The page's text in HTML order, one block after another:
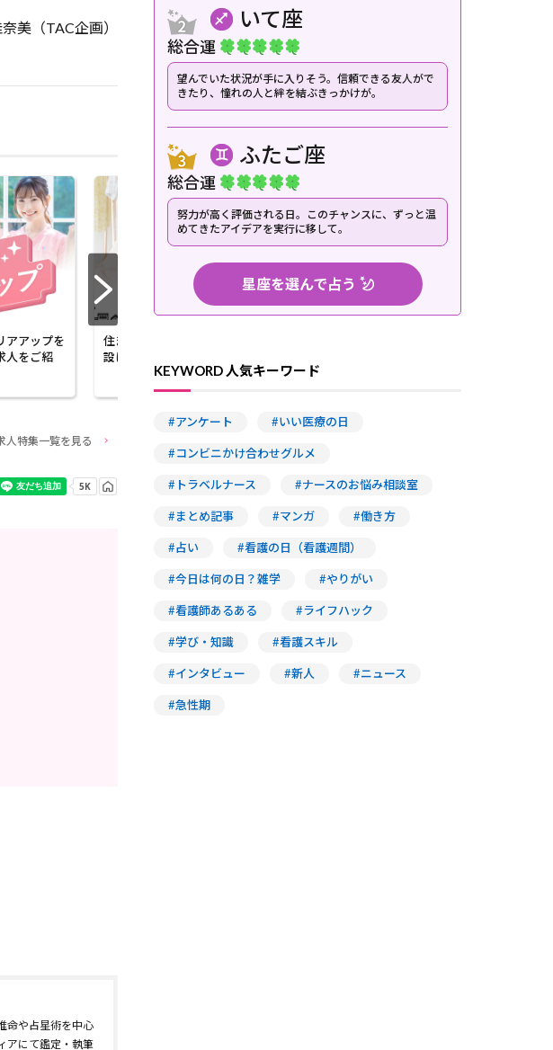
美（TAC企画）
アアップを
人をご紹
住まいも安心♪寮・社宅付きの施
設に勤める魅力をご紹介！
人特集一覧を見る
命や占星術を中心
アにて鑑定・執筆
いて座
総合運
望んでいた状況が手に入りそう。信頼できる友人がで
きたり、憧れの人と絆を結ぶきっかけが。
ふたご座
総合運
努力が高く評価される日。このチャンスに、ずっと温
めてきたアイデアを実行に移して。
星座を選んで占う
おうし座
KEYWORD 人気キーワード
#アンケート #いい医療の日
#コンビニかけ合わせグルメ
#トラベルナース #ナースのお悩み相談室
#まとめ記事 #マンガ #働き方
#占い #看護の日（看護週間）
#今日は何の日？雑学 #やりがい
#看護師あるある #ライフハック
#学び・知識 #看護スキル
#インタビュー #新人 #ニュース
#急性期